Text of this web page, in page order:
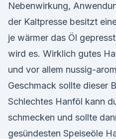
Nebenwirkung,
der Kaltpresse besitzt
je wärmer das Öl
wird es. Wirklich gutes
und vor allem nussig-
Geschmack sollte dieser
Schlechtes Hanföl kann
schmecken und sollte
gesündesten Speiseöle